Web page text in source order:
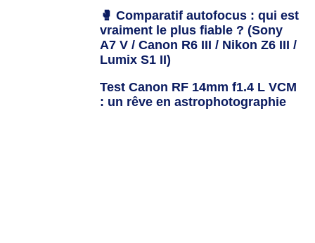
🥊 Comparatif autofocus : qui est
vraiment le plus fiable ? (Sony
A7 V / Canon R6 III / Nikon Z6 III /
Lumix S1 II)
Test Canon RF 14mm f1.4 L VCM
: un rêve en astrophotographie